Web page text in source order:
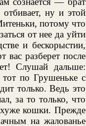
ну и этой
потому что
от нее да уйти
и бескорыстии,
вас разберет после
Слушай дальше:
тот по Грушеньке с
только. Ведь это
за то только, что
хуже кошки. Прежде
на жалованье